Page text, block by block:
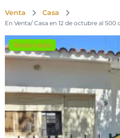
Venta Casa
En Venta/ Casa en 12 de octubre al
Reservada